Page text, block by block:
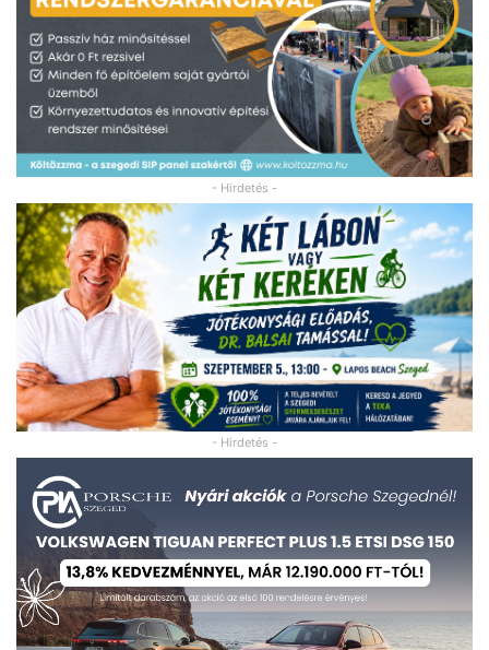
- Hirdetés -
- Hirdetés -